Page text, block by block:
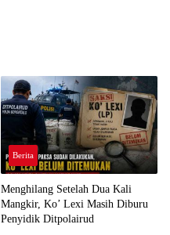
Berita
Menghilang Setelah Dua Kali
Mangkir, Ko’ Lexi Masih Diburu
Penyidik Ditpolairud